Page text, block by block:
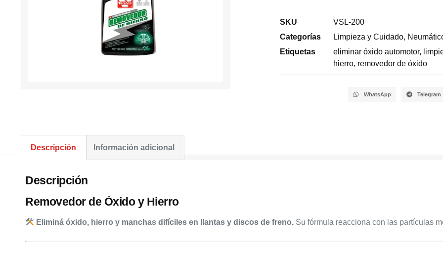
SKU
VSL-200
Categorías
Limpieza y Cuidado,
Etiquetas
eliminar óxido automotor,
hierro, removedor de óxido
WhatsApp Telegram
Descripción Información adicional
Descripción
Removedor de Óxido y Hierro
Eliminá óxido, hierro y manchas difíciles en llantas y discos de freno. Su fórmula reacciona con las partículas